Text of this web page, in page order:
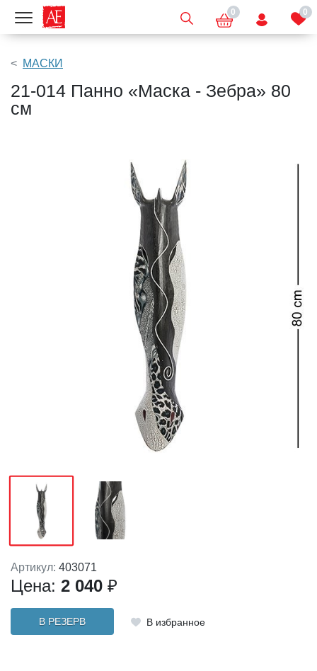
Показать меню 0 0
МАСКИ
21-014 Панно «Маска - Зебра» 80
см
Артикул: 403071
Цена: 2 040 ₽
В РЕЗЕРВ В избранное